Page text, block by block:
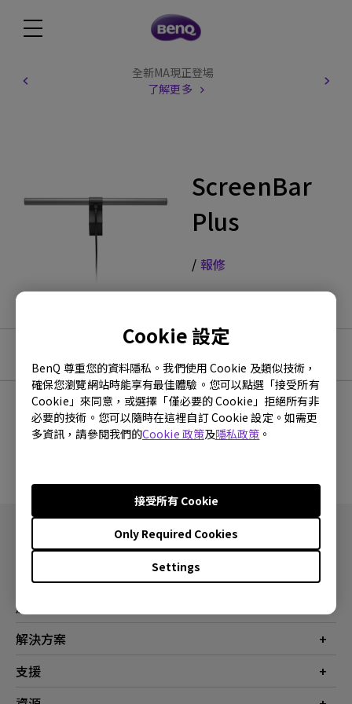
Cookie 設定
BenQ 尊重您的資料隱私。我們使用 Cookie 及類似技術，
確保您瀏覽網站時能享有最佳體驗。您可以點選「接受所有
Cookie」來同意，或選擇「僅必要的 Cookie」拒絕所有非
必要的技術。您可以隨時在這裡自訂 Cookie 設定。如需更
多資訊，請參閱我們的Cookie 政策及隱私政策 。
Settings
Only Required Cookies
接受所有 Cookie
全新MA現正登場
了解更多
ScreenBar
Plus
/ 報修
沒有相關的常見問題
產品
投影機
燈具
解決方案
商業
支援
聯絡我們